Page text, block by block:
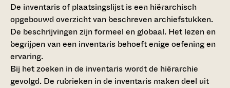
De inventaris of plaatsingslijst is een hiërarchisch
opgebouwd overzicht van beschreven archiefstukken.
De beschrijvingen zijn formeel en globaal. Het lezen en
begrijpen van een inventaris behoeft enige oefening en
ervaring.
Bij het zoeken in de inventaris wordt de hiërarchie
gevolgd. De rubrieken in de inventaris maken deel uit